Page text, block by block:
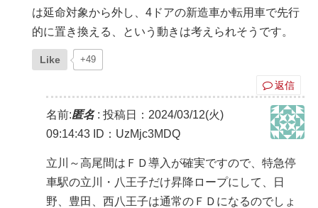
は延命対象から外し、4ドアの新造車か転用車で先行
的に置き換える、という動きは考えられそうです。
Like +49
返信
名前:匿名: 投稿日：2024/03/12(火)
09:14:43 ID：UzMjc3MDQ
立川～高尾間はＦＤ導入が確実ですので、特急停
車駅の立川・八王子だけ昇降ロープにして、日
野、豊田、西八王子は通常のＦＤになるのでしょ